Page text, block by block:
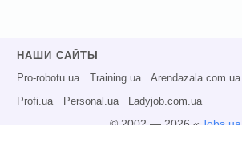
НАШИ САЙТЫ
Pro-robotu.ua Training.ua Arendazala.com.ua
Profi.ua Personal.ua Ladyjob.com.ua
© 2002 — 2026 « Jobs.ua